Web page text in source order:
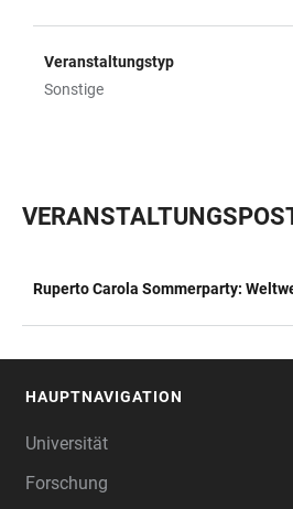
Veranstaltungstyp
Sonstige
Ruperto Carola Sommerparty:
HAUPTNAVIGATION
Universität
Forschung